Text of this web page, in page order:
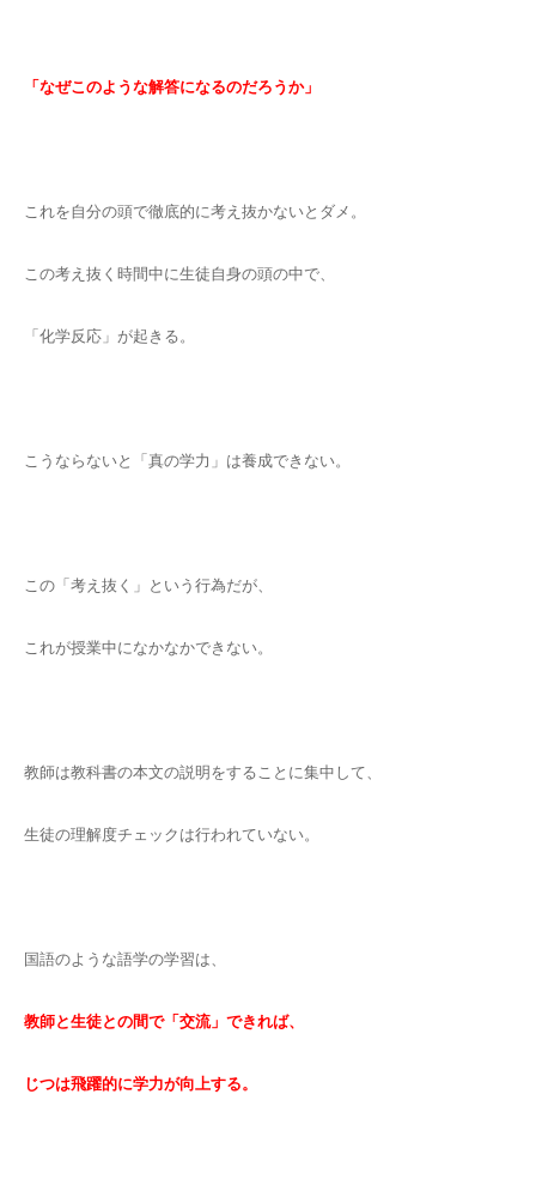
「なぜこのような解答になるのだろうか」
これを自分の頭で徹底的に考え抜かないとダメ。
この考え抜く時間中に生徒自身の頭の中で、
「化学反応」が起きる。
こうならないと「真の学力」は養成できない。
この「考え抜く」という行為だが、
これが授業中になかなかできない。
教師は教科書の本文の説明をすることに集中して、
生徒の理解度チェックは行われていない。
国語のような語学の学習は、
教師と生徒との間で「交流」できれば、
じつは飛躍的に学力が向上する。